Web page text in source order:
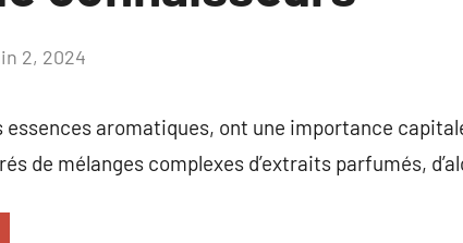
2, 2024
aromatiques, ont une importance
de mélanges complexes d’extraits parfumés,